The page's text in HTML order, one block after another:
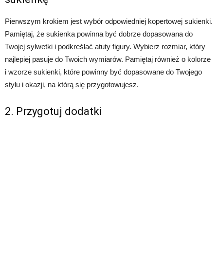
Pierwszym krokiem jest wybór odpowiedniej kopertowej sukienki.
Pamiętaj, że sukienka powinna być dobrze dopasowana do
Twojej sylwetki i podkreślać atuty figury. Wybierz rozmiar, który
najlepiej pasuje do Twoich wymiarów. Pamiętaj również o kolorze
i wzorze sukienki, które powinny być dopasowane do Twojego
stylu i okazji, na którą się przygotowujesz.
2. Przygotuj dodatki